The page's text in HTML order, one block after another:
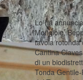
Lo ha
Mongioie,
tavola rotonda
Cantina
di un
Tonda